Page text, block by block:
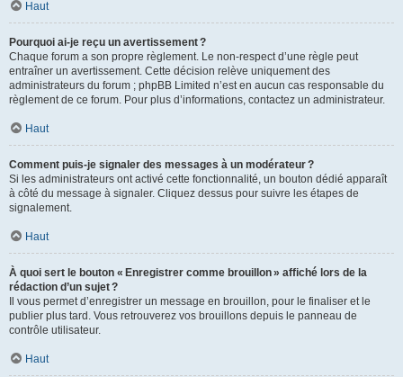
Haut
Pourquoi ai-je reçu un avertissement ?
Chaque forum a son propre règlement. Le non-respect d’une règle peut
entraîner un avertissement. Cette décision relève uniquement des
administrateurs du forum ; phpBB Limited n’est en aucun cas responsable du
règlement de ce forum. Pour plus d’informations, contactez un administrateur.
Haut
Comment puis-je signaler des messages à un modérateur ?
Si les administrateurs ont activé cette fonctionnalité, un bouton dédié apparaît
à côté du message à signaler. Cliquez dessus pour suivre les étapes de
signalement.
Haut
À quoi sert le bouton « Enregistrer comme brouillon » affiché lors de la
rédaction d’un sujet ?
Il vous permet d’enregistrer un message en brouillon, pour le finaliser et le
publier plus tard. Vous retrouverez vos brouillons depuis le panneau de
contrôle utilisateur.
Haut